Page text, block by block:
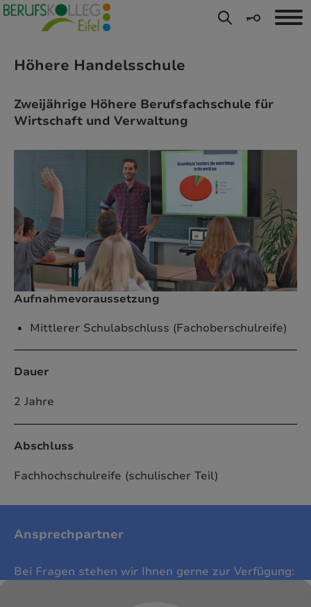
Direkt zu den Inhalten springen
Höhere Handelsschule
Zweijährige Höhere Berufsfachschule für
Wirtschaft und Verwaltung
Aufnahmevoraussetzung
Mittlerer Schulabschluss (Fachoberschulreife)
Dauer
2 Jahre
Abschluss
Fachhochschulreife (schulischer Teil)
Ansprechpartner
Bei Fragen stehen wir Ihnen gerne zur Verfügung: